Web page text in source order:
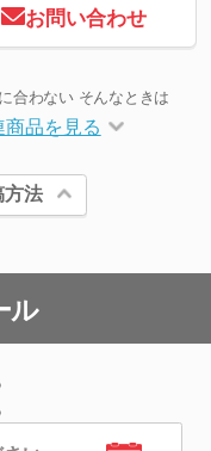
お問い合わせ
合わない そんなときは
商品を見る
法
ル